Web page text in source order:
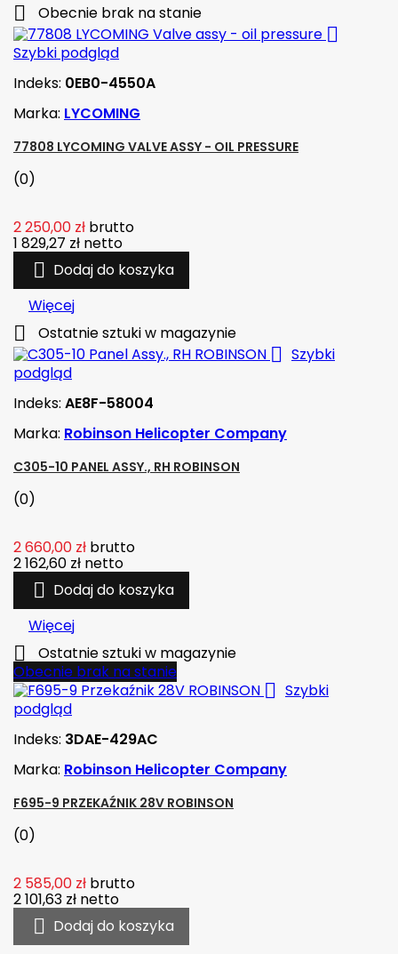
 Obecnie brak na stanie

Szybki podgląd
Indeks: 0EB0-4550A
Marka: LYCOMING
77808 LYCOMING VALVE ASSY - OIL PRESSURE
(0)
2 250,00 zł brutto
1 829,27 zł netto
 Dodaj do koszyka
Więcej
 Ostatnie sztuki w magazynie
 Szybki
podgląd
Indeks: AE8F-58004
Marka: Robinson Helicopter Company
C305-10 PANEL ASSY., RH ROBINSON
(0)
2 660,00 zł brutto
2 162,60 zł netto
 Dodaj do koszyka
Więcej

Ostatnie sztuki w magazynie
Obecnie brak na stanie
 Szybki
podgląd
Indeks: 3DAE-429AC
Marka: Robinson Helicopter Company
F695-9 PRZEKAŹNIK 28V ROBINSON
(0)
2 585,00 zł brutto
2 101,63 zł netto
 Dodaj do koszyka